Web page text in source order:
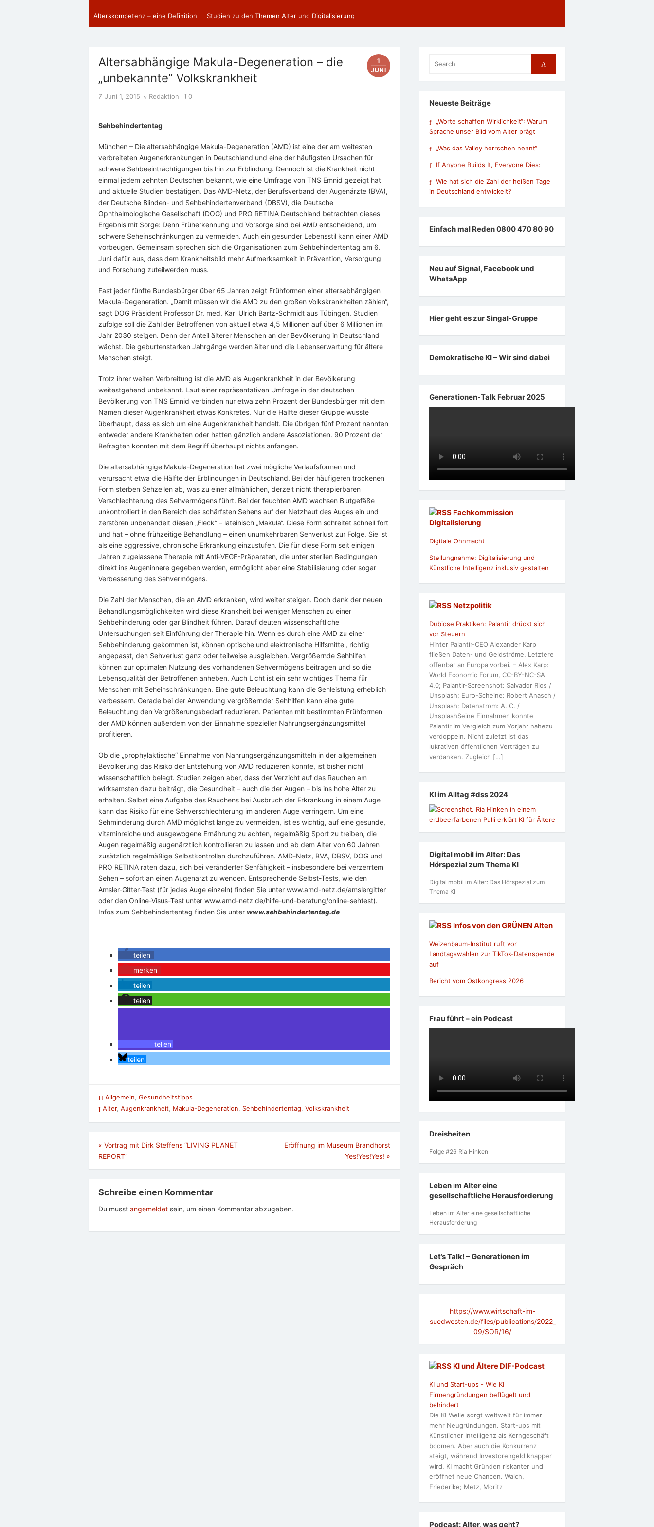
Alterskompetenz – eine Definition Studien zu den Themen Alter und Digitalisierung
Altersabhängige Makula-Degeneration – die
„unbekannte“ Volkskrankheit
1
JUNI
Posted
Juni 1, 2015 Author
Redaktion 0
Sehbehindertentag
München – Die altersabhängige Makula-Degeneration (AMD) ist eine der am weitesten
verbreiteten Augenerkrankungen in Deutschland und eine der häufigsten Ursachen für
schwere Sehbeeinträchtigungen bis hin zur Erblindung. Dennoch ist die Krankheit nicht
einmal jedem zehnten Deutschen bekannt, wie eine Umfrage von TNS Emnid gezeigt hat
und aktuelle Studien bestätigen. Das AMD-Netz, der Berufsverband der Augenärzte (BVA),
der Deutsche Blinden- und Sehbehindertenverband (DBSV), die Deutsche
Ophthalmologische Gesellschaft (DOG) und PRO RETINA Deutschland betrachten dieses
Ergebnis mit Sorge: Denn Früherkennung und Vorsorge sind bei AMD entscheidend, um
schwere Seheinschränkungen zu vermeiden. Auch ein gesunder Lebensstil kann einer AMD
vorbeugen. Gemeinsam sprechen sich die Organisationen zum Sehbehindertentag am 6.
Juni dafür aus, dass dem Krankheitsbild mehr Aufmerksamkeit in Prävention, Versorgung
und Forschung zuteilwerden muss.
Fast jeder fünfte Bundesbürger über 65 Jahren zeigt Frühformen einer altersabhängigen
Makula-Degeneration. „Damit müssen wir die AMD zu den großen Volkskrankheiten zählen“,
sagt DOG Präsident Professor Dr. med. Karl Ulrich Bartz-Schmidt aus Tübingen. Studien
zufolge soll die Zahl der Betroffenen von aktuell etwa 4,5 Millionen auf über 6 Millionen im
Jahr 2030 steigen. Denn der Anteil älterer Menschen an der Bevölkerung in Deutschland
wächst. Die geburtenstarken Jahrgänge werden älter und die Lebenserwartung für ältere
Menschen steigt.
Trotz ihrer weiten Verbreitung ist die AMD als Augenkrankheit in der Bevölkerung
weitestgehend unbekannt. Laut einer repräsentativen Umfrage in der deutschen
Bevölkerung von TNS Emnid verbinden nur etwa zehn Prozent der Bundesbürger mit dem
Namen dieser Augenkrankheit etwas Konkretes. Nur die Hälfte dieser Gruppe wusste
überhaupt, dass es sich um eine Augenkrankheit handelt. Die übrigen fünf Prozent nannten
entweder andere Krankheiten oder hatten gänzlich andere Assoziationen. 90 Prozent der
Befragten konnten mit dem Begriff überhaupt nichts anfangen.
Die altersabhängige Makula-Degeneration hat zwei mögliche Verlaufsformen und
verursacht etwa die Hälfte der Erblindungen in Deutschland. Bei der häufigeren trockenen
Form sterben Sehzellen ab, was zu einer allmählichen, derzeit nicht therapierbaren
Verschlechterung des Sehvermögens führt. Bei der feuchten AMD wachsen Blutgefäße
unkontrolliert in den Bereich des schärfsten Sehens auf der Netzhaut des Auges ein und
zerstören unbehandelt diesen „Fleck“ – lateinisch „Makula“. Diese Form schreitet schnell fort
und hat – ohne frühzeitige Behandlung – einen unumkehrbaren Sehverlust zur Folge. Sie ist
als eine aggressive, chronische Erkrankung einzustufen. Die für diese Form seit einigen
Jahren zugelassene Therapie mit Anti-VEGF-Präparaten, die unter sterilen Bedingungen
direkt ins Augeninnere gegeben werden, ermöglicht aber eine Stabilisierung oder sogar
Verbesserung des Sehvermögens.
Die Zahl der Menschen, die an AMD erkranken, wird weiter steigen. Doch dank der neuen
Behandlungsmöglichkeiten wird diese Krankheit bei weniger Menschen zu einer
Sehbehinderung oder gar Blindheit führen. Darauf deuten wissenschaftliche
Untersuchungen seit Einführung der Therapie hin. Wenn es durch eine AMD zu einer
Sehbehinderung gekommen ist, können optische und elektronische Hilfsmittel, richtig
angepasst, den Sehverlust ganz oder teilweise ausgleichen. Vergrößernde Sehhilfen
können zur optimalen Nutzung des vorhandenen Sehvermögens beitragen und so die
Lebensqualität der Betroffenen anheben. Auch Licht ist ein sehr wichtiges Thema für
Menschen mit Seheinschränkungen. Eine gute Beleuchtung kann die Sehleistung erheblich
verbessern. Gerade bei der Anwendung vergrößernder Sehhilfen kann eine gute
Beleuchtung den Vergrößerungsbedarf reduzieren. Patienten mit bestimmten Frühformen
der AMD können außerdem von der Einnahme spezieller Nahrungsergänzungsmittel
profitieren.
Ob die „prophylaktische“ Einnahme von Nahrungsergänzungsmitteln in der allgemeinen
Bevölkerung das Risiko der Entstehung von AMD reduzieren könnte, ist bisher nicht
wissenschaftlich belegt. Studien zeigen aber, dass der Verzicht auf das Rauchen am
wirksamsten dazu beiträgt, die Gesundheit – auch die der Augen – bis ins hohe Alter zu
erhalten. Selbst eine Aufgabe des Rauchens bei Ausbruch der Erkrankung in einem Auge
kann das Risiko für eine Sehverschlechterung im anderen Auge verringern. Um eine
Sehminderung durch AMD möglichst lange zu vermeiden, ist es wichtig, auf eine gesunde,
vitaminreiche und ausgewogene Ernährung zu achten, regelmäßig Sport zu treiben, die
Augen regelmäßig augenärztlich kontrollieren zu lassen und ab dem Alter von 60 Jahren
zusätzlich regelmäßige Selbstkontrollen durchzuführen. AMD-Netz, BVA, DBSV, DOG und
PRO RETINA raten dazu, sich bei veränderter Sehfähigkeit – insbesondere bei verzerrtem
Sehen – sofort an einen Augenarzt zu wenden. Entsprechende Selbst-Tests, wie den
Amsler-Gitter-Test (für jedes Auge einzeln) finden Sie unter www.amd-netz.de/amslergitter
oder den Online-Visus-Test unter www.amd-netz.de/hilfe-und-beratung/online-sehtest).
Infos zum Sehbehindertentag finden Sie unter www.sehbehindertentag.de
teilen
merken
teilen
teilen
teilen
teilen
Allgemein Gesundheitstipps
Alter, Augenkrankheit, Makula-Degeneration, Sehbehindertentag, Volkskrankheit
Beitragsnavigation
« Vortrag mit Dirk Steffens “LIVING PLANET
REPORT”
Eröffnung im Museum Brandhorst
Yes!Yes!Yes! »
Schreibe einen Kommentar
Du musst angemeldet sein, um einen Kommentar abzugeben.
for:
Search
Neueste Beiträge
„Worte schaffen Wirklichkeit“: Warum
Sprache unser Bild vom Alter prägt
„Was das Valley herrschen nennt“
If Anyone Builds It, Everyone Dies:
Wie hat sich die Zahl der heißen Tage
in Deutschland entwickelt?
Einfach mal Reden 0800 470 80 90
Neu auf Signal, Facebook und
WhatsApp
Hier geht es zur Singal-Gruppe
Demokratische KI – Wir sind dabei
Generationen-Talk Februar 2025
Fachkommission
Digitalisierung
Digitale Ohnmacht
Stellungnahme: Digitalisierung und
Künstliche Intelligenz inklusiv gestalten
Netzpolitik
Dubiose Praktiken: Palantir drückt sich
vor Steuern
Hinter Palantir-CEO Alexander Karp
fließen Daten- und Geldströme. Letztere
offenbar an Europa vorbei. – Alex Karp:
World Economic Forum, CC-BY-NC-SA
4.0; Palantir-Screenshot: Salvador Rios /
Unsplash; Euro-Scheine: Robert Anasch /
Unsplash; Datenstrom: A. C. /
UnsplashSeine Einnahmen konnte
Palantir im Vergleich zum Vorjahr nahezu
verdoppeln. Nicht zuletzt ist das
lukrativen öffentlichen Verträgen zu
verdanken. Zugleich […]
KI im Alltag #dss 2024
Digital mobil im Alter: Das
Hörspezial zum Thema KI
Digital mobil im Alter: Das Hörspezial zum
Thema KI
Infos von den GRÜNEN Alten
Weizenbaum-Institut ruft vor
Landtagswahlen zur TikTok-Datenspende
auf
Bericht vom Ostkongress 2026
Frau führt – ein Podcast
Dreisheiten
Folge #26 Ria Hinken
Leben im Alter eine
gesellschaftliche Herausforderung
Leben im Alter eine gesellschaftliche
Herausforderung
Let’s Talk! – Generationen im
Gespräch
https://www.wirtschaft-im-
suedwesten.de/files/publications/2022_
09/SOR/16/
KI und Ältere DlF-Podcast
KI und Start-ups - Wie KI
Firmengründungen beflügelt und
behindert
Die KI-Welle sorgt weltweit für immer
mehr Neugründungen. Start-ups mit
Künstlicher Intelligenz als Kerngeschäft
boomen. Aber auch die Konkurrenz
steigt, während Investorengeld knapper
wird. KI macht Gründen riskanter und
eröffnet neue Chancen. Walch,
Friederike; Metz, Moritz
Podcast: Alter, was geht?